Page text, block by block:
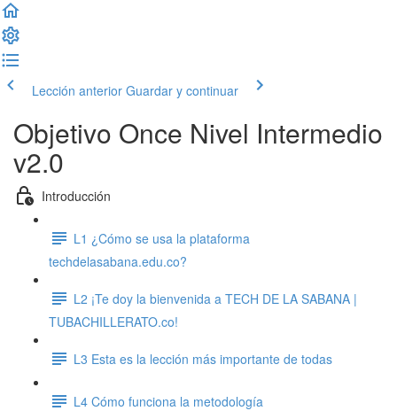
Lección anterior Guardar y continuar
Objetivo Once Nivel Intermedio
v2.0
Introducción
L1 ¿Cómo se usa la plataforma
techdelasabana.edu.co?
L2 ¡Te doy la bienvenida a TECH DE LA SABANA |
TUBACHILLERATO.co!
L3 Esta es la lección más importante de todas
L4 Cómo funciona la metodología